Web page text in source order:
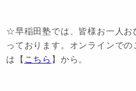
☆早稲田塾では、皆様お一人お
っております。オンラインで
は【 こちら 】から。